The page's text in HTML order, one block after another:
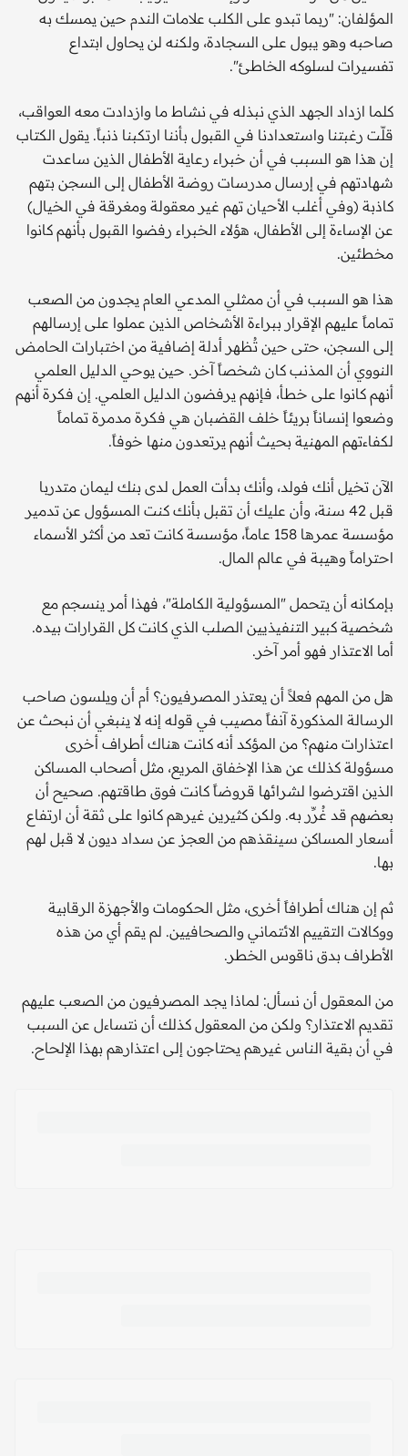
المؤلفان: "ربما تبدو على الكلب علامات الندم حين يمسك به
صاحبه وهو يبول على السجادة، ولكنه لن يحاول ابتداع
تفسيرات لسلوكه الخاطئ".
كلما ازداد الجهد الذي نبذله في نشاط ما وازدادت معه العواقب،
قلّت رغبتنا واستعدادنا في القبول بأننا ارتكبنا ذنباً. يقول الكتاب
إن هذا هو السبب في أن خبراء رعاية الأطفال الذين ساعدت
شهادتهم في إرسال مدرسات روضة الأطفال إلى السجن بتهم
كاذبة (وفي أغلب الأحيان تهم غير معقولة ومغرقة في الخيال)
عن الإساءة إلى الأطفال، هؤلاء الخبراء رفضوا القبول بأنهم كانوا
مخطئين.
هذا هو السبب في أن ممثلي المدعي العام يجدون من الصعب
تماماً عليهم الإقرار ببراءة الأشخاص الذين عملوا على إرسالهم
إلى السجن، حتى حين تُظهر أدلة إضافية من اختبارات الحامض
النووي أن المذنب كان شخصاً آخر. حين يوحي الدليل العلمي
أنهم كانوا على خطأ، فإنهم يرفضون الدليل العلمي. إن فكرة أنهم
وضعوا إنساناً بريئاً خلف القضبان هي فكرة مدمرة تماماً
لكفاءتهم المهنية بحيث أنهم يرتعدون منها خوفاً.
الآن تخيل أنك فولد، وأنك بدأت العمل لدى بنك ليمان متدربا
قبل 42 سنة، وأن عليك أن تقبل بأنك كنت المسؤول عن تدمير
مؤسسة عمرها 158 عاماً، مؤسسة كانت تعد من أكثر الأسماء
احتراماً وهيبة في عالم المال.
بإمكانه أن يتحمل "المسؤولية الكاملة"، فهذا أمر ينسجم مع
شخصية كبير التنفيذيين الصلب الذي كانت كل القرارات بيده.
أما الاعتذار فهو أمر آخر.
هل من المهم فعلاً أن يعتذر المصرفيون؟ أم أن ويلسون صاحب
الرسالة المذكورة آنفاً مصيب في قوله إنه لا ينبغي أن نبحث عن
اعتذارات منهم؟ من المؤكد أنه كانت هناك أطراف أخرى
مسؤولة كذلك عن هذا الإخفاق المريع، مثل أصحاب المساكن
الذين اقترضوا لشرائها قروضاً كانت فوق طاقتهم. صحيح أن
بعضهم قد غُرِّر به. ولكن كثيرين غيرهم كانوا على ثقة أن ارتفاع
أسعار المساكن سينقذهم من العجز عن سداد ديون لا قبل لهم
بها.
ثم إن هناك أطرافاً أخرى، مثل الحكومات والأجهزة الرقابية
ووكالات التقييم الائتماني والصحافيين. لم يقم أي من هذه
الأطراف بدق ناقوس الخطر.
من المعقول أن نسأل: لماذا يجد المصرفيون من الصعب عليهم
تقديم الاعتذار؟ ولكن من المعقول كذلك أن نتساءل عن السبب
في أن بقية الناس غيرهم يحتاجون إلى اعتذارهم بهذا الإلحاح.